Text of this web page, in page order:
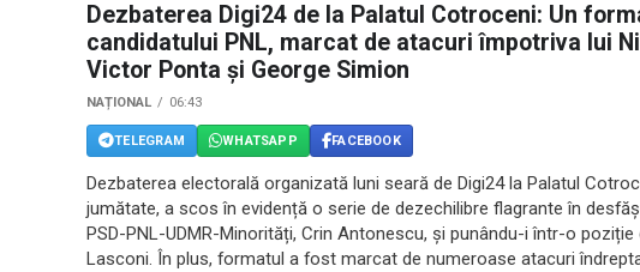
Dezbaterea Digi24 de la Palatul Cotroceni: Un
candidatului PNL, marcat de atacuri împotriva lui
Victor Ponta și George Simion
NAȚIONAL 06:43
TELEGRAM WHATSAPP FACEBOOK
Dezbaterea electorală organizată luni seară de Digi24 la Palatul
jumătate, a scos în evidență o serie de dezechilibre flagrante în
PSD-PNL-UDMR-Minorități, Crin Antonescu, și punându-i într-o
Lasconi. În plus, formatul a fost marcat de numeroase atacuri